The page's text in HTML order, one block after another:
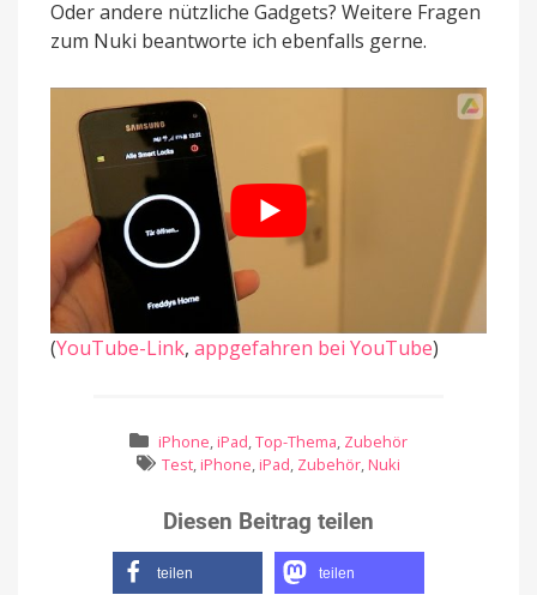
Oder andere nützliche Gadgets? Weitere Fragen
zum Nuki beantworte ich ebenfalls gerne.
(YouTube-Link, appgefahren bei YouTube)
iPhone, iPad,Top-Thema, Zubehör
Test, iPhone, iPad, Zubehör, Nuki
Diesen Beitrag teilen
teilen teilen